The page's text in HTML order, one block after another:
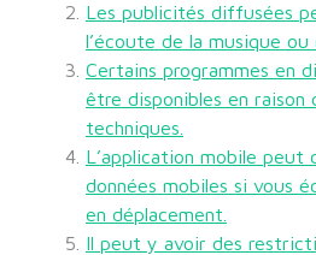
Les publicités diffusées
l’écoute de la musique ou
Certains programmes en
être disponibles en raison
techniques.
L’application mobile peut
données mobiles si vous
en déplacement.
Il peut y avoir des